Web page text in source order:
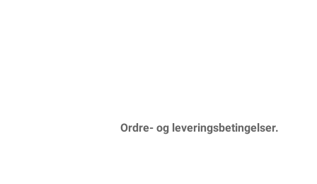
Ordre- og leveringsbetingelser.